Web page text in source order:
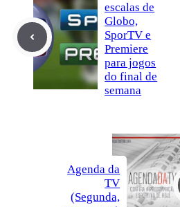
escalas de
Globo,
SporTV e
Premiere
para jogos
do final de
semana
Agenda da
TV
(Segunda,